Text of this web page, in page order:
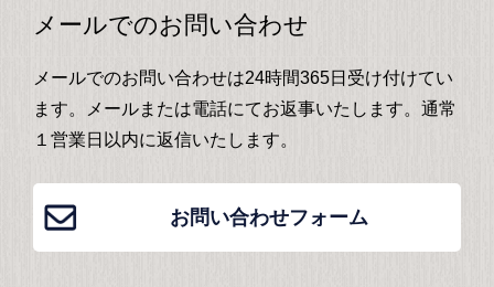
メールでのお問い合わせ
メールでのお問い合わせは24時間365日受け付けてい
ます。メールまたは電話にてお返事いたします。通常
１営業日以内に返信いたします。
お問い合わせフォーム